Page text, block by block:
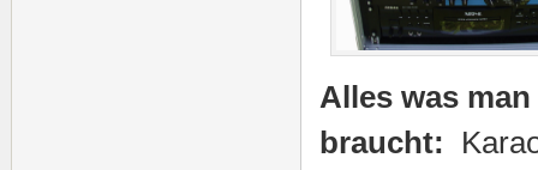
Alles was
braucht: